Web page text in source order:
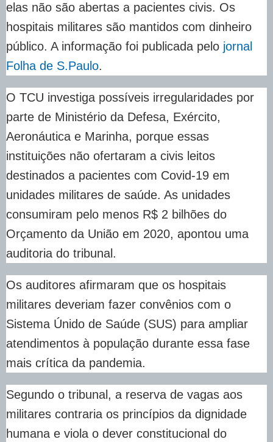
elas não são abertas a pacientes civis. Os
hospitais militares são mantidos com dinheiro
público. A informação foi publicada pelo jornal
Folha de S.Paulo.
O TCU investiga possíveis irregularidades por
parte de Ministério da Defesa, Exército,
Aeronáutica e Marinha, porque essas
instituições não ofertaram a civis leitos
destinados a pacientes com Covid-19 em
unidades militares de saúde. As unidades
consumiram pelo menos R$ 2 bilhões do
Orçamento da União em 2020, apontou uma
auditoria do tribunal.
Os auditores afirmaram que os hospitais
militares deveriam fazer convênios com o
Sistema Únido de Saúde (SUS) para ampliar
atendimentos à população durante essa fase
mais crítica da pandemia.
Segundo o tribunal, a reserva de vagas aos
militares contraria os princípios da dignidade
humana e viola o dever constitucional do